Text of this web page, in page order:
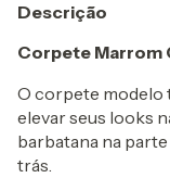
Descrição
Corpete Marrom
O corpete modelo
elevar seus looks
barbatana na
trás.